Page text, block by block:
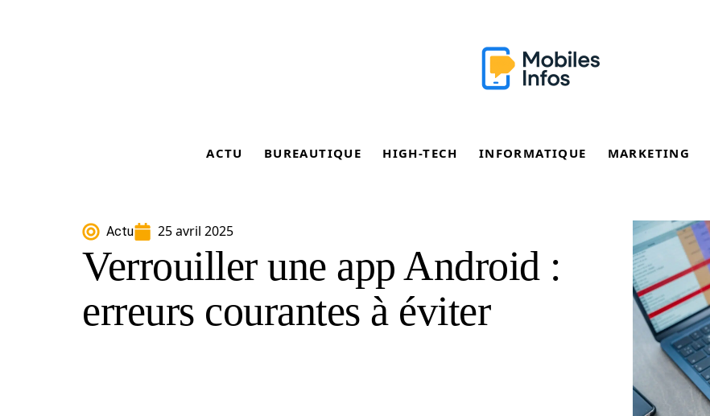
ACTU BUREAUTIQUE HIGH-TECH INFORMATIQUE MARKETING
Actu 25 avril 2025
Verrouiller une app Android :
erreurs courantes à éviter